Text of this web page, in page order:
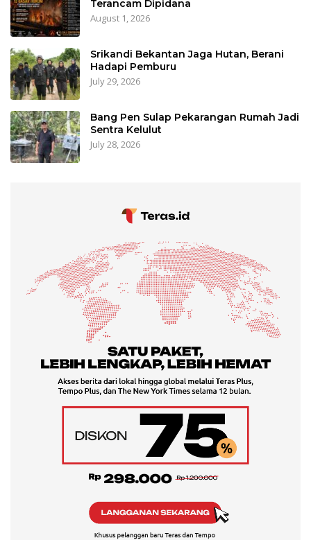
Terancam Dipidana
August 1, 2026
Srikandi Bekantan Jaga Hutan, Berani
Hadapi Pemburu
July 29, 2026
Bang Pen Sulap Pekarangan Rumah Jadi
Sentra Kelulut
July 28, 2026